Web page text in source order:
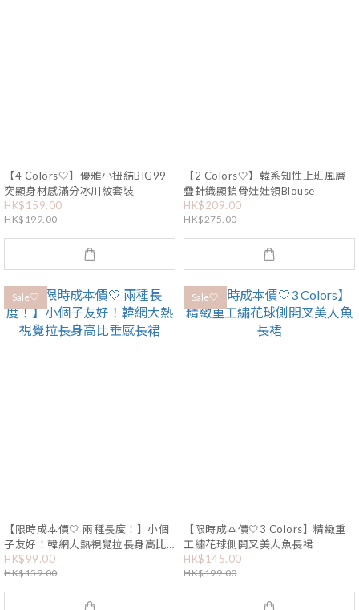
【4 Colors🤍】優雅小扭結BIG99
突顯身材感滿分冰川紋套裝
HK$159.00
HK$199.00
【2 Colors🤍】韓系知性上班風層
疊針織顯鎖骨娃娃領Blouse
HK$209.00
HK$275.00
Sale🤍
【限時成本價🤍 兩種長度！】小個
子友好！韓網大熱視覺拉長身高比
垂感長裙
HK$99.00
HK$159.00
Sale🤍
【限時成本價🤍3 Colors】精緻重
工繡花球側開叉美人魚長裙
HK$145.00
HK$199.00